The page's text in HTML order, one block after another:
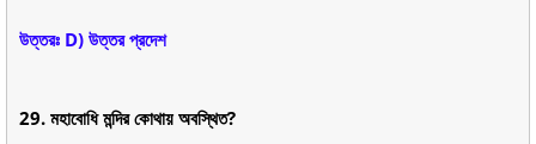
উত্তরঃ D) উত্তর প্রদেশ
29. মহাবোধি মন্দির কোথায় অবস্থিত?